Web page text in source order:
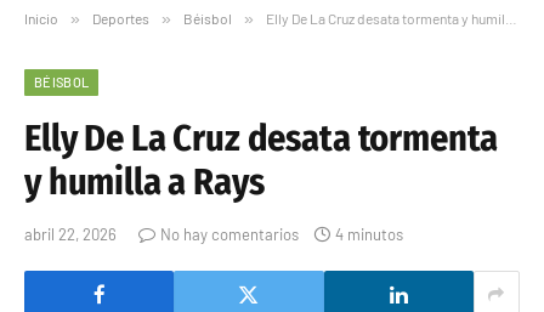
Inicio » Deportes » Béisbol » Elly De La Cruz desata tormenta y humilla a Rays
BÉISBOL
Elly De La Cruz desata tormenta
y humilla a Rays
abril 22, 2026 No hay comentarios 4 minutos